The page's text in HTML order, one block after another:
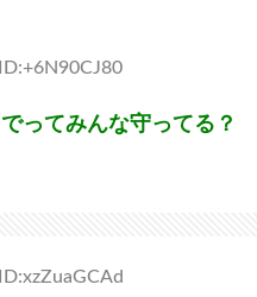
ってみんな守ってる？